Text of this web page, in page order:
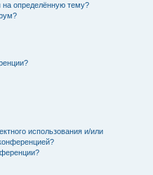
на определённую тему?
использования и/или